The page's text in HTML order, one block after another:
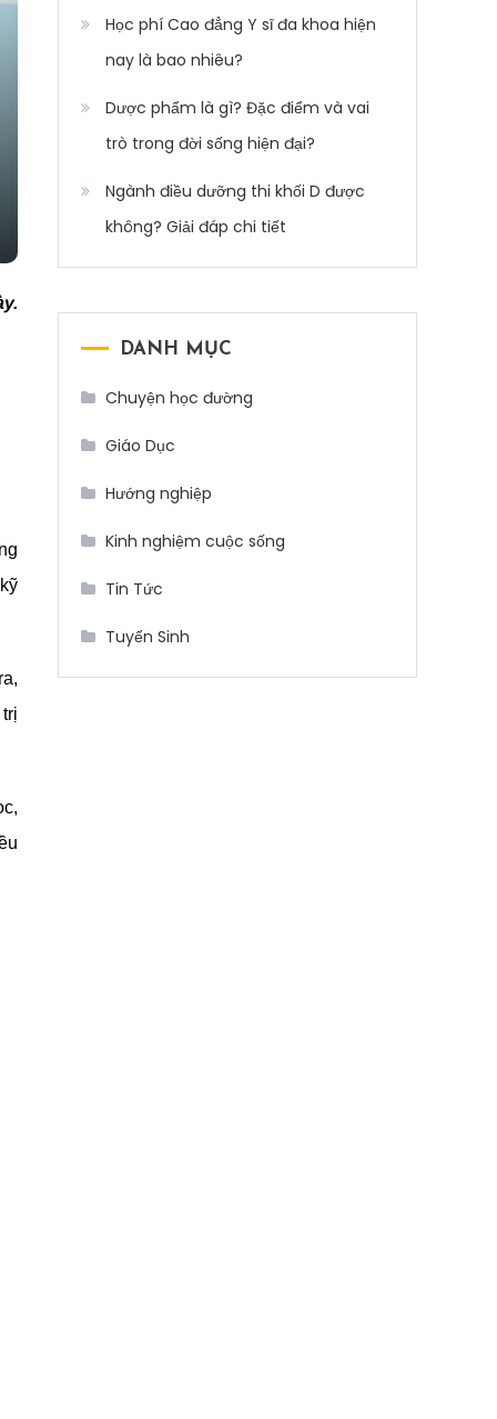
Học phí Cao đẳng Y sĩ đa khoa hiện
nay là bao nhiêu?
Dược phẩm là gì? Đặc điểm và vai
trò trong đời sống hiện đại?
Ngành điều dưỡng thi khối D được
không? Giải đáp chi tiết
DANH MỤC
Chuyện học đường
Giáo Dục
Hướng nghiệp
Kinh nghiệm cuộc sống
Tin Tức
Tuyển Sinh